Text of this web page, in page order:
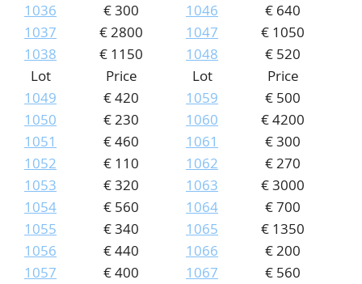
1036
€ 300
1037
€ 2800
1038
€ 1150
1046
€ 640
1047
€ 1050
1048
€ 520
Lot
Price
1049
€ 420
1050
€ 230
1051
€ 460
1052
€ 110
1053
€ 320
1054
€ 560
1055
€ 340
1056
€ 440
1057
€ 400
Lot
Price
1059
€ 500
1060
€ 4200
1061
€ 300
1062
€ 270
1063
€ 3000
1064
€ 700
1065
€ 1350
1066
€ 200
1067
€ 560